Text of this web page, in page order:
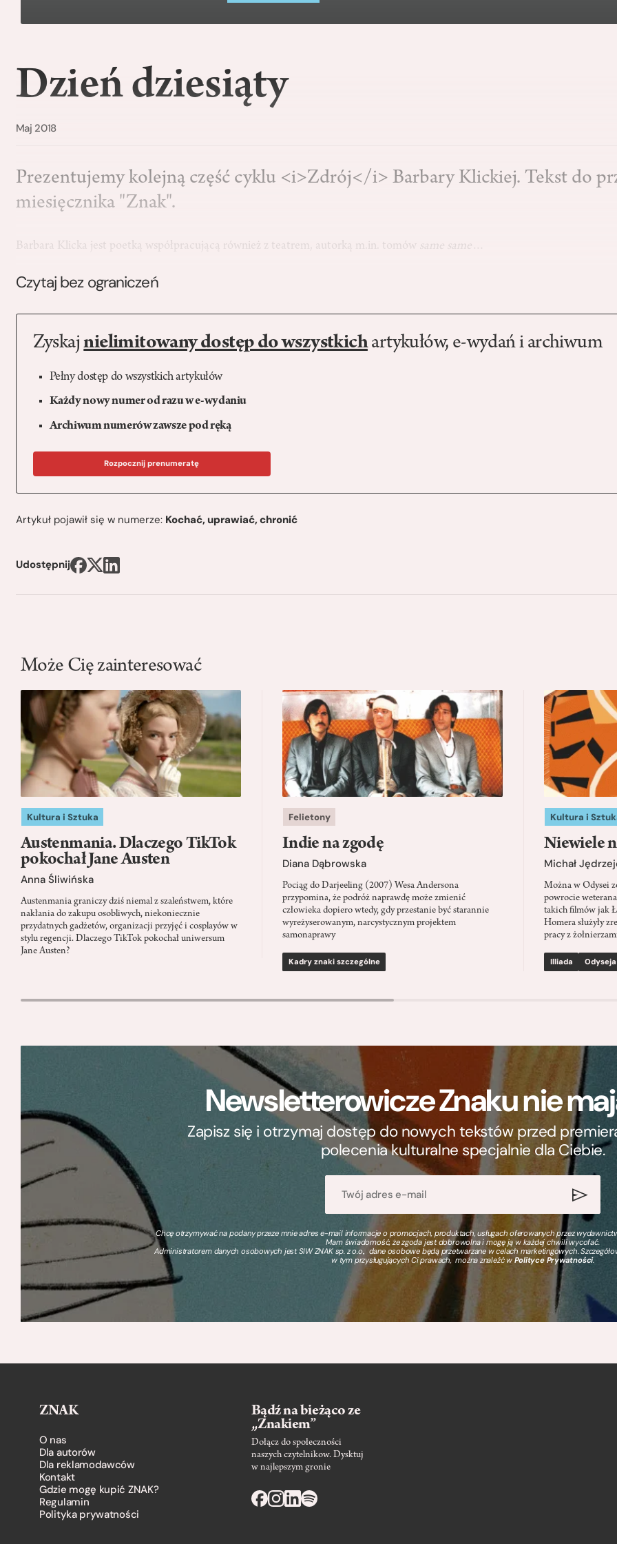
Dzień dziesiąty
Maj 2018
Prezentujemy kolejną część cyklu <i>Zdrój</i> Barbary Klickiej. Tekst do
miesięcznika "Znak".
Barbara Klicka jest poetką współpracującą również z teatrem, autorką m.in. tomów same same…
Czytaj bez ograniczeń
Zyskajnielimitowany dostęp do wszystkichartykułów, e-wydań i archiwum
Pełny dostęp do wszystkich artykułów
Każdy nowy numer od razu w e-wydaniu
Archiwum numerów zawsze pod ręką
Rozpocznij prenumeratę
Artykuł pojawił się w numerze: Kochać, uprawiać, chronić
Udostępnij
Może Cię zainteresować
Kultura i Sztuka
Austenmania. Dlaczego TikTok
pokochał Jane Austen
Anna Śliwińska
Austenmania graniczy dziś niemal z szaleństwem, które
nakłania do zakupu osobliwych, niekoniecznie
przydatnych gadżetów, organizacji przyjęć i cosplayów w
stylu regencji. Dlaczego TikTok pokochał uniwersum
Jane Austen?
Felietony
Indie na zgodę
Diana Dąbrowska
Pociąg do Darjeeling (2007) Wesa Andersona
przypomina, że podróż naprawdę może zmienić
człowieka dopiero wtedy, gdy przestanie być starannie
wyreżyserowanym, narcystycznym projektem
samonaprawy
Kadry znaki szczególne
Kultura i
Niewiele
Michał
Można w Odysei
powrocie
takich filmów jak
Homera służyły
pracy z
Illiada Odyseja
Newsletterowicze Znaku nie
Zapisz się i otrzymaj dostęp do nowych tekstów przed
polecenia kulturalne specjalnie dla Ciebie.
Chcę otrzymywać na podany przeze mnie adres e-mail informacje o promocjach, produktach, usługach oferowanych przez
Mam świadomość, że zgoda jest dobrowolna i mogę ją w każdej chwili wycofać.
Administratorem danych osobowych jest SIW ZNAK sp. z o.o., dane osobowe będą przetwarzane w celach marketingowych.
w tym przysługujących Ci prawach, można znaleźć wPolityce Prywatności.
ZNAK
O nas
Dla autorów
Dla reklamodawców
Kontakt
Gdzie mogę kupić ZNAK?
Regulamin
Polityka prywatności
Bądź na bieżąco ze
„Znakiem”
Dołącz do społeczności
naszych czytelnikow. Dysktuj
w najlepszym gronie